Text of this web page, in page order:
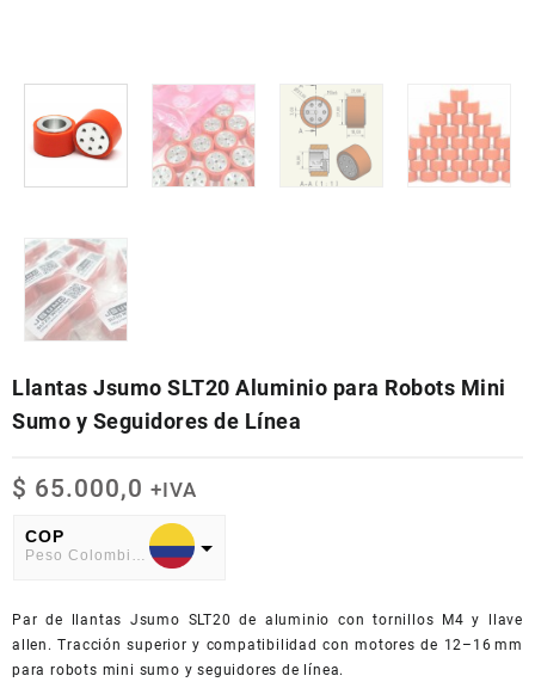
Llantas Jsumo SLT20 Aluminio para Robots Mini
Sumo y Seguidores de Línea
$ 65.000,0 +IVA
COP
Peso Colombiano
American Dollar
Par de llantas Jsumo SLT20 de aluminio con tornillos M4 y llave
allen. Tracción superior y compatibilidad con motores de 12–16 mm
para robots mini sumo y seguidores de línea.